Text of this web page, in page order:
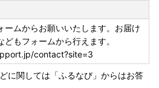
ームからお願いいたします。お届け
もフォームから行えます。
contact?site=3
に関しては「ふるなび」からはお答